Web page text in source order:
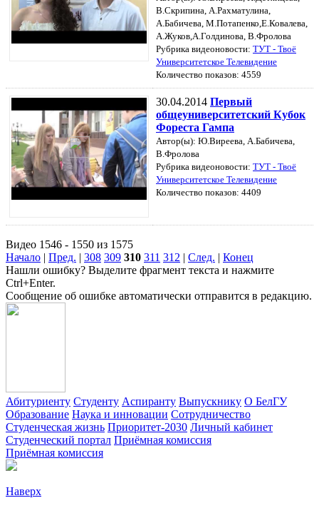
В.Скрипина, А.Рахматулина,
А.Бабичева, М.Потапенко,Е.Ковалева,
А.Жуков,А.Голдинова, В.Фролова
Рубрика видеоновости: ТУТ - Твоё
Университетское Телевидение
Количество показов: 4559
30.04.2014 Первый
общеуниверситетский Кубок
Фореста Гампа
Автор(ы): Ю.Виреева, А.Бабичева,
В.Фролова
Рубрика видеоновости: ТУТ - Твоё
Университетское Телевидение
Количество показов: 4409
Видео 1546 - 1550 из 1575
Начало | Пред. | 308 309 310 311 312 | След. | Конец
Нашли ошибку? Выделите фрагмент текста и нажмите
Ctrl+Enter.
Сообщение об ошибке автоматически отправится в редакцию.
Абитуриенту Студенту Аспиранту Выпускнику О БелГУ
Образование Наука и инновации Сотрудничество
Студенческая жизнь Приоритет-2030 Личный кабинет
Студенческий портал Приёмная комиссия
Приёмная комиссия
Наверх